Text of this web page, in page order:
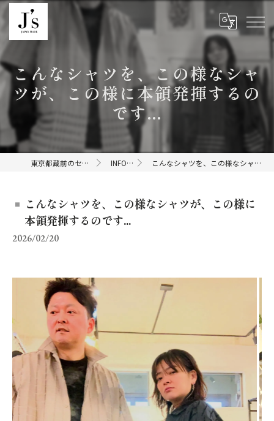
こんなシャツを、この様なシャ
ツが、この様に本領発揮するの
です...
東京都蔵前のセレクトショップならJ's INFORMATION こんなシャツを、この様なシャツが、この様に本領発揮するのです...
こんなシャツを、この様なシャツが、この様に
本領発揮するのです...
2026/02/20